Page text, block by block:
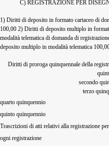
C) REGISTRAZIONE PER
1) Diritti di deposito in formato cartaceo di
100,00 2) Diritti di deposito multiplo in
modalità telematica di domanda di
deposito multiplo in modalità telematica
Diritti di proroga quinquennale della
secondo
terzo
quarto quinquennio
quinto quinquennio
Trascrizioni di atti relativi alla registrazione
ogni registrazione